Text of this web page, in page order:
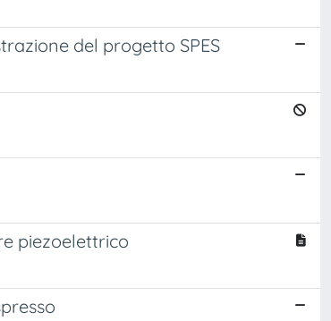
del progetto SPES
piezoelettrico